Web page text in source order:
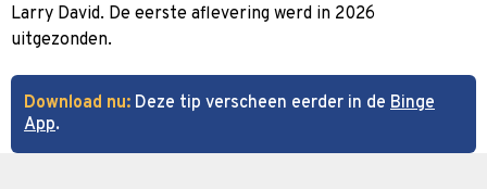
Larry David. De eerste aflevering werd in 2026
uitgezonden.
Download nu: Deze tip verscheen eerder in de Binge
App.